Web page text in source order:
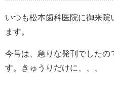
いつも松本歯科医院に御来
ます。
今号は、急りな発刊でした
す。きゅうりだけに、、、